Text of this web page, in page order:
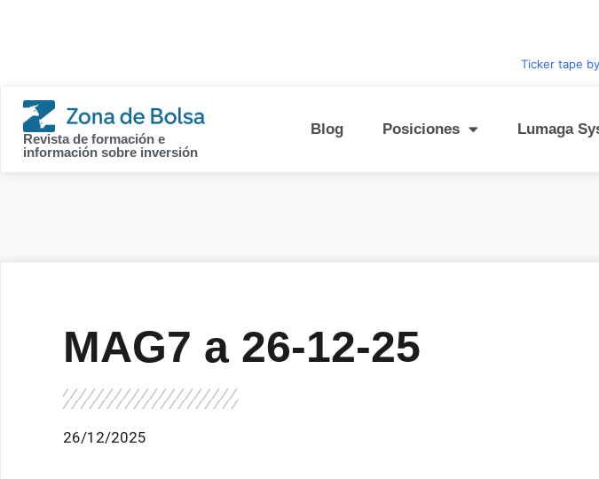
Ticker tape
Revista de formación e
información sobre inversión
Blog Posiciones Lumaga
MAG7 a 26-12-25
26/12/2025